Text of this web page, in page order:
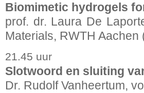
Biomimetic hydrogels
prof. dr. Laura De
Materials, RWTH Aachen
21.45 uur
Slotwoord en sluiting
Dr. Rudolf Vanheertum,